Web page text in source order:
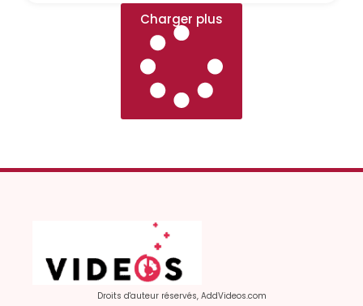
Charger plus
Droits d'auteur réservés, AddVideos.com